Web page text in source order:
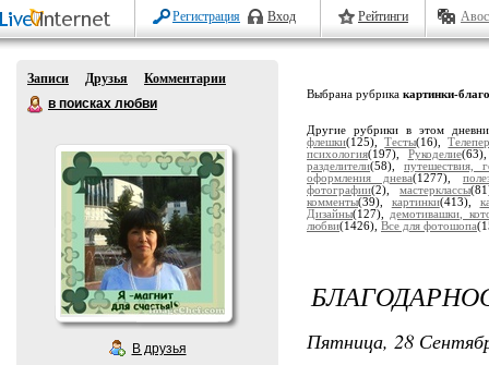
Регистрация Вход Рейтинги
Записи Друзья
Комментарии
в поисках любви
В друзья
Выбрана рубрика картинки-
Другие рубрики в этом
флешки(125),Тесты(16),
психология(197), Рукоделие
разделители(58), путешествия,
оформления днева(1277),
фотографии(2),мастерклассы
комменты(39), картинки(413),
Дизайны(127), демотивашки,
любви(1426), Все для фотошопа
Пятница, 28